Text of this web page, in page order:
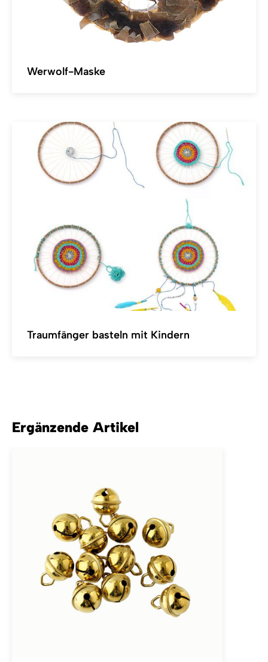
Werwolf-Maske
Traumfänger basteln mit Kindern
Ergänzende Artikel